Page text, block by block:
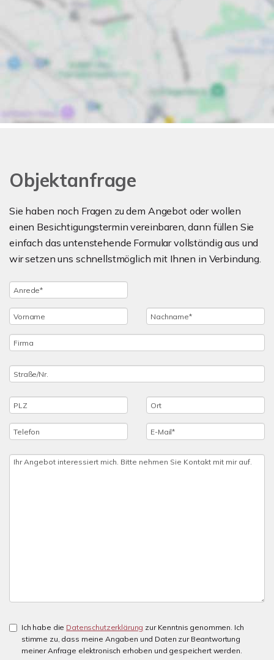
Objektanfrage
Sie haben noch Fragen zu dem Angebot oder wollen
einen Besichtigungstermin vereinbaren, dann füllen Sie
einfach das untenstehende Formular vollständig aus und
wir setzen uns schnellstmöglich mit Ihnen in Verbindung.
Ich habe die Datenschutzerklärung zur Kenntnis genommen. Ich
stimme zu, dass meine Angaben und Daten zur Beantwortung
meiner Anfrage elektronisch erhoben und gespeichert werden.